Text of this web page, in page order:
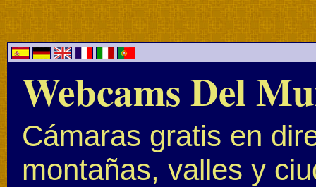
Webcams Del
Cámaras gratis en
montañas, valles y